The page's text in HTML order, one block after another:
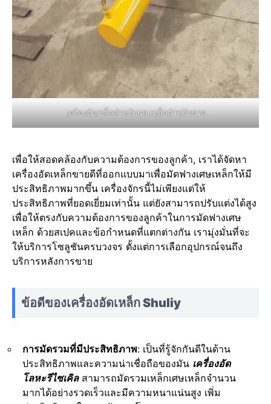
เครื่องอัดเหล็กสำหรับเศษเหล็กสำหรับขาย
เพื่อให้สอดคล้องกับความต้องการของลูกค้า, เราได้จัดหา
เครื่องอัดเหล็กขายดีที่ออกแบบมาเพื่อมัดฟางเศษเหล็กให้มี
ประสิทธิภาพมากขึ้น เครื่องจักรนี้ไม่เพียงแต่ให้
ประสิทธิภาพที่ยอดเยี่ยมเท่านั้น แต่ยังสามารถปรับแต่งได้สูง
เพื่อให้ตรงกับความต้องการของลูกค้าในการมัดฟางเศษ
เหล็ก ด้วยสเปคและข้อกำหนดที่แตกต่างกัน เรามุ่งมั่นที่จะ
ให้บริการโซลูชันครบวงจร ตั้งแต่การเลือกอุปกรณ์จนถึง
บริการหลังการขาย
ข้อดีของเครื่องอัดเหล็ก Shuliy
การมัดรวมที่มีประสิทธิภาพ: เป็นที่รู้จักกันดีในด้าน
ประสิทธิภาพและความน่าเชื่อถือของมัน เครื่องอัด
โลหะรีไซเคิลสามารถมัดรวมเหล็กเศษเหล็กจำนวน
มากได้อย่างรวดเร็วและมีความหนาแน่นสูง เพิ่ม